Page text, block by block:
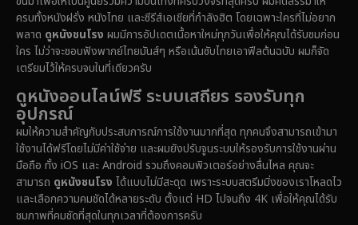
Disney+ (5)
Documentary สารคดี (92)
Dystopian
Emotional (61)
Epic มหากาพย์ (228)
ครบทั้งหนังฝรั่ง หนังไทย และซีรีส์เอเชียที่กำลังฮิต โดยเฉพาะใครที่ไม่อยาก
พลาด ดูหนังชนโรง ผมมีการอัปเดตเนื้อหาใหม่ทุกวันเพื่อให้คุณได้รับชมก่อน
ใคร ไม่ว่าจะชอบฟังพากย์ไทยมันส์ๆ หรือเน้นซับไทยเอาฟีลต้นฉบับ ผมก็จัด
เตรียมไว้ให้ครบจบในที่เดียวครับ
ดูหนังออนไลน์ฟรี ระบบเสถียร รองรับทุก
อุปกรณ์
ผมให้ความสำคัญกับประสบการณ์การใช้งานมากที่สุด ทุกคนจึงสามารถเข้ามา
ใช้งานได้ฟรีโดยไม่มีค่าใช้จ่าย และผมยังปรับจูนระบบให้รองรับการใช้งานผ่าน
มือถือ ทั้ง iOS และ Android รวมถึงคอมพิวเตอร์อย่างลื่นไหล คุณจะ
สามารถ ดูหนังชนโรง ได้แบบไม่มีสะดุด เพราะระบบสตรีมมิ่งของเราโหลดไว
และเลือกความคมชัดได้หลายระดับ ตั้งแต่ HD ไปจนถึง 4K เพื่อให้คุณได้รับ
ชมภาพที่คมชัดที่สุดในทุกเวลาที่ต้องการครับ